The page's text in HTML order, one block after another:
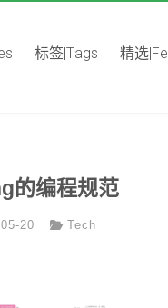
标签|Tags 精选
的编程规范
20 Tech